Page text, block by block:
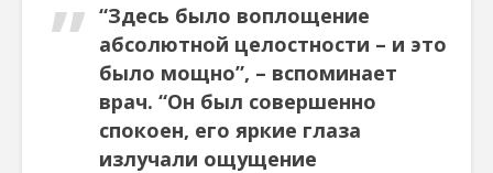
“Здесь было воплощение
абсолютной целостности – и это
было мощно”, – вспоминает
врач. “Он был совершенно
спокоен, его яркие глаза
излучали ощущение